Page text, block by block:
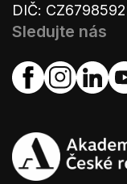
DIČ:
Sledujte nás